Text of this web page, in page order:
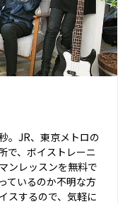
。JR、東京メトロの
で、ボイストレーニ
ンレッスンを無料で
ているのか不明な方
スするので、気軽に